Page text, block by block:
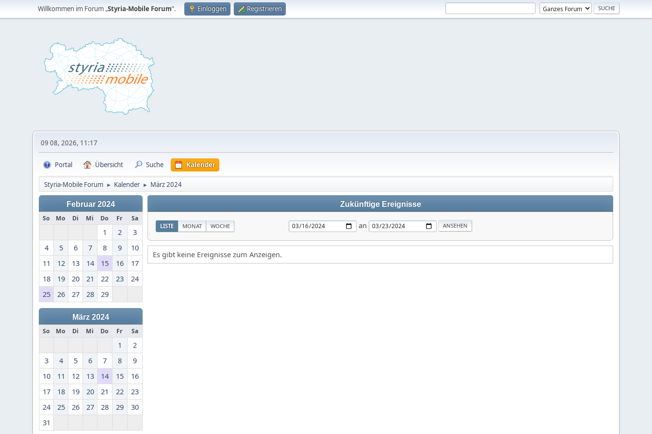
Willkommen im Forum „Styria-Mobile Forum“. Einloggen Registrieren
09 08, 2026, 11:17
Portal Übersicht Suche Kalender
Styria-Mobile Forum ► Kalender ► März 2024
Februar 2024
So Mo Di Mi Do Fr Sa
1 2
3
4
5 6 7 8 9
10
11
12 13 14 15 16
17
18
19 20 21 22 23
24
25
26 27 28 29
März 2024
So Mo Di Mi Do Fr Sa
1
2
3
4 5 6 7 8
9
10
11 12 13 14 15
16
17
18 19 20 21 22
23
24
25 26 27 28 29
30
31
Zukünftige Ereignisse
LISTE MONAT WOCHE an
Es gibt keine Ereignisse zum Anzeigen.